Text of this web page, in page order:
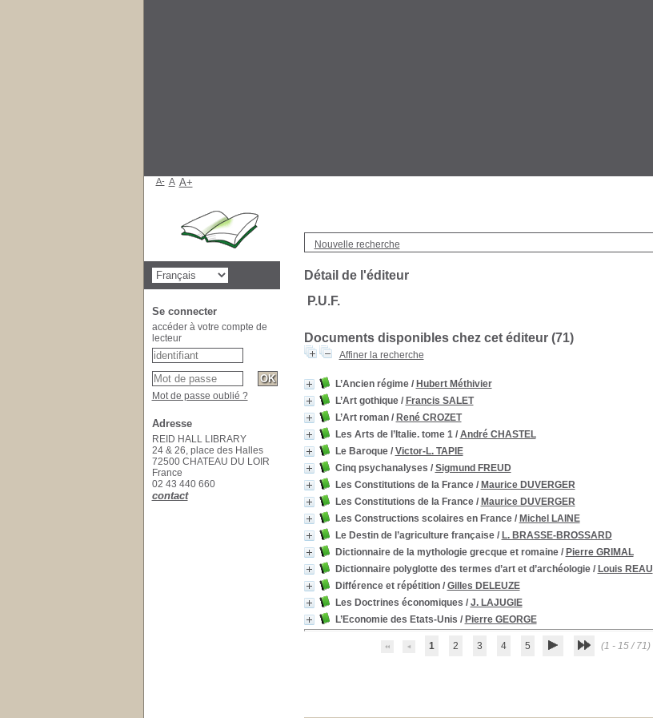
Nouvelle recherche
Détail de l'éditeur
P.U.F.
Documents disponibles chez cet éditeur (71)
Affiner la recherche
L’Ancien régime/ Hubert Méthivier
L’Art gothique/ Francis SALET
L’Art roman/ René CROZET
Les Arts de l’Italie. tome 1/ André CHASTEL
Le Baroque/ Victor-L. TAPIE
Cinq psychanalyses / Sigmund FREUD
Les Constitutions de la France/ Maurice DUVERGER
Les Constitutions de la France/ Maurice DUVERGER
Les Constructions scolaires en France/ Michel LAINE
Le Destin de l’agriculture française/ L. BRASSE-BROSSARD
Dictionnaire de la mythologie grecque et romaine/ Pierre GRIMAL
Dictionnaire polyglotte des termes d’art et d’archéologie/ Louis REAU
Différence et répétition/ Gilles DELEUZE
Les Doctrines économiques / J. LAJUGIE
L’Economie des Etats-Unis / Pierre GEORGE
1 2 3 4 5 (1 - 15 / 71)
A- A A+
Se connecter
accéder à votre compte de
lecteur
Mot de passe oublié ?
Adresse
REID HALL LIBRARY
24 & 26, place des Halles
72500 CHATEAU DU LOIR
France
02 43 440 660
contact